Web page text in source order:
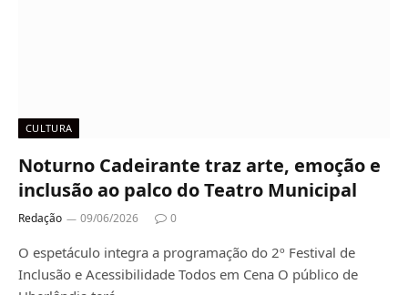
CULTURA
Noturno Cadeirante traz arte, emoção e
inclusão ao palco do Teatro Municipal
Redação 09/06/2026 0
O espetáculo integra a programação do 2º Festival de
Inclusão e Acessibilidade Todos em Cena O público de